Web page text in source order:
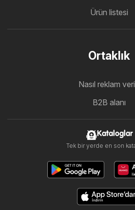
Ürün listesi
Ortaklık
Nasıl reklam
B2B alanı
Kataloglar
Tek bir yerde en son